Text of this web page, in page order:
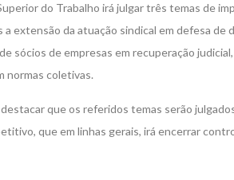
do Trabalho irá julgar três temas de
a extensão da atuação sindical em defesa
sócios de empresas em recuperação
normas coletivas.
que os referidos temas serão
que em linhas gerais, irá encerrar